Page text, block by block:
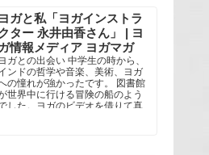
リシケシのTattvaa Yogashalaにて
全米ヨガアライアンス5...
ヨガと私「ヨガインストラ
ター 永井由香さん」 | ヨ
ガ情報メディア ヨガマガ
ガとの出会い 中学生の時から、
ンドの哲学や音楽、美術、ヨガ
の憧れが強かったです。 図書館
世界中に行ける冒険の船のよう
した。ヨガのビデオを借りて真